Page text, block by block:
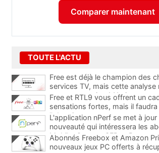
Comparer maintenant
TOUTE L'ACTU
Free est déjà le champion des
services TV, mais cette analyse
encore au moins 141 ajouts
Free et RTL9 vous offrent un
sensations fortes, mais il
l'obtenir
L'application nPerf se met à jour
nouveauté qui intéressera les
Mobile, Orange, SFR et
Abonnés Freebox et Amazon
nouveaux jeux PC offerts à